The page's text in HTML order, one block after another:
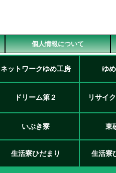
個人情報について
ネットワークゆめ工房 ゆ
ドリーム第２ リサイ
いぶき寮 東
生活寮ひだまり 生活寮